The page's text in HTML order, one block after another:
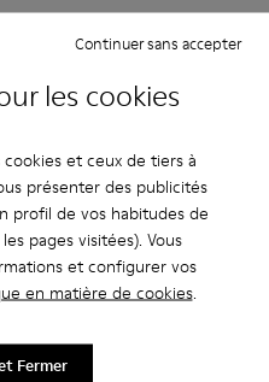
les cookies
et ceux de tiers à
présenter des publicités
profil de vos habitudes de
pages visitées). Vous
et configurer vos
en matière de cookies.
Continuer sans accepter
Fermer
jaune pour homme avec une
extérieure